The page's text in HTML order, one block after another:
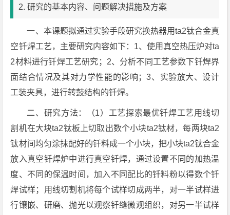
2. 研究的基本内容、问题解决措施及方案
一、本课题拟通过实验手段研究换热器用ta2钛合金真
空钎焊工艺，主要研究内容如下：1、使用真空热压炉对ta
2材料进行钎焊工艺研究；2、分析不同工艺参数下钎焊界
面结合情况及其对力学性能的影响；3、实验放大、设计
工装夹具，进行转鼓结构的钎焊。
二、研究方法：（1）工艺探索最优钎焊工艺用线切
割机在大块ta2钛板上切取出数个小块ta2钛材，每两块ta2
钛材间均匀涂抹配好的钎料成一个小块，把小块ta2钛合金
放入真空钎焊炉中进行真空钎焊，通过设置不同的加热温
度、不同的保温时间，加入不同配比的钎料粉以得数个钎
焊试样；用线切割机将每个试样切成两半，对一半试样进
行镶嵌、研磨、抛光以观察钎缝微观组织，对另一半试样